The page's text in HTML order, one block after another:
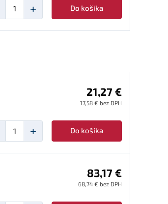
+ Do košíka
21,27 €
17,58 € bez DPH
+ Do košíka
83,17 €
68,74 € bez DPH